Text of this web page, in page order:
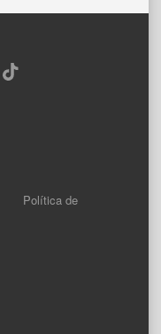
TikTok
Política de